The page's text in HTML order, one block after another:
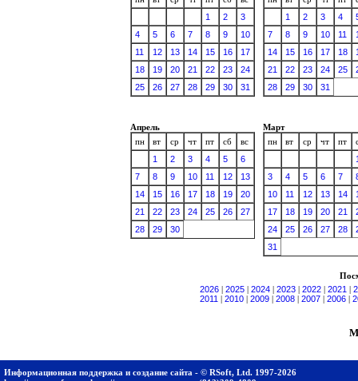
1
2
3
4
5 6 7 8 9
10
11
12 13 14 15 16
17
18
19 20 21 22 23
24
25
26 27 28 29 30 31
1
2 3 4
7
8 9 10 11
14
15 16 17 18
21
22 23 24 25
28
29 30 31
Апрель
пн
вт ср чт пт сб
вс
1
2 3 4 5
6
7
8 9 10 11 12
13
14
15 16 17 18 19
20
21
22 23 24 25 26
27
28
29 30
Март
пн
вт ср чт пт
3
4 5 6 7
10
11 12 13 14
17
18 19 20 21
24
25 26 27 28
31
2026
2025 2024 2023 2022 2021
2011
2010 2009 2008 2007 2006
Информационная поддержка и создание сайта - © RSoft, Ltd. 1997-2026